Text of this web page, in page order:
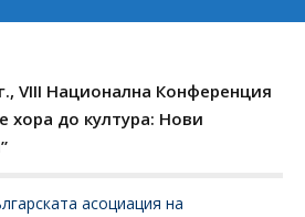
VIII Национална Конференция
хора до култура: Нови
асоциация на